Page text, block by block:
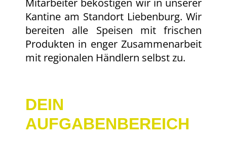
Kantine am Standort Liebenburg. Wir
bereiten alle Speisen mit frischen
Produkten in enger Zusammenarbeit
mit regionalen Händlern selbst zu.
DEIN
AUFGABENBEREICH